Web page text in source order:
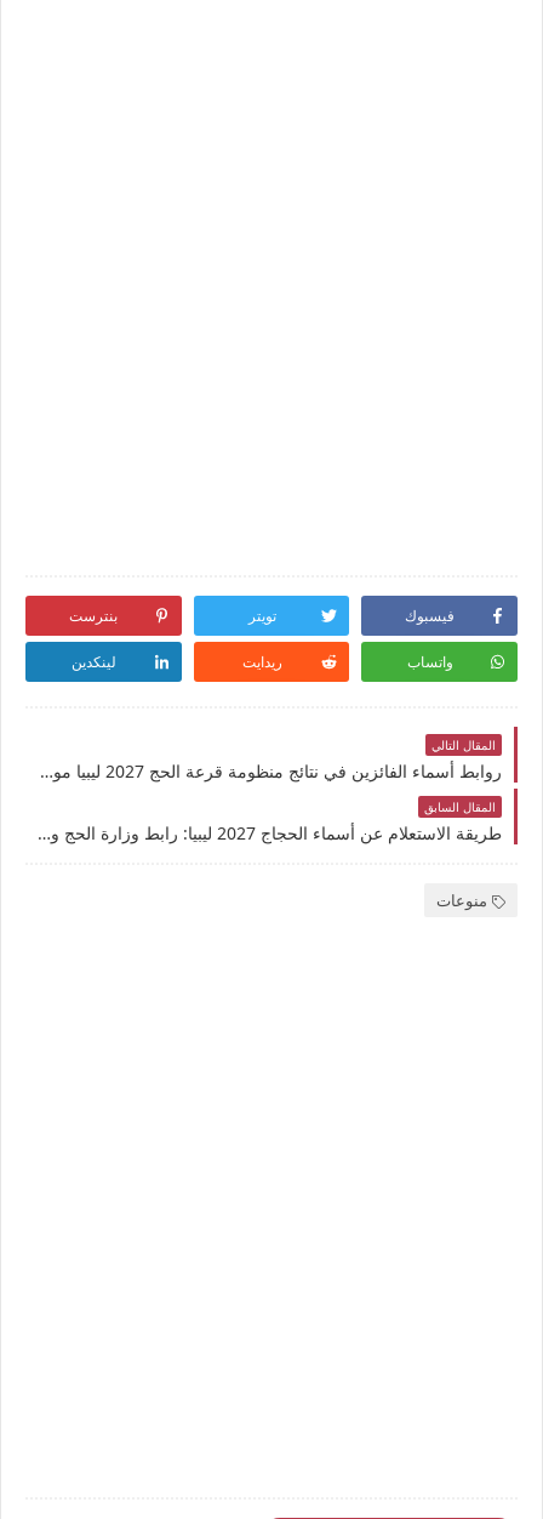
فيسبوك تويتر بنترست
واتساب ريدايت لينكدين
المقال التالي
روابط أسماء الفائزين في نتائج منظومة قرعة الحج 2027 ليبيا موعدها وكيفية الاستعلام عنها
المقال السابق
طريقة الاستعلام عن أسماء الحجاج 2027 ليبيا: رابط وزارة الحج والعمرة فيس بوك الاستعلام عن نتائج قرعة حجاج القرعة مجاناً
منوعات